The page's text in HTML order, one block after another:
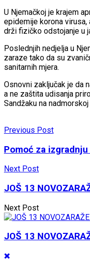
U Njemačkoj je krajem
epidemije korona
drži fizičko odstojanje u
Poslednjih nedjelja u
zaraze tako da su
sanitarnih mjera.
Osnovni zaključak je da
a ne zaštita udisanja
Sandžaku na
Previous Post
Pomoć za
Next Post
JOŠ 13
Next Post
JOŠ 13